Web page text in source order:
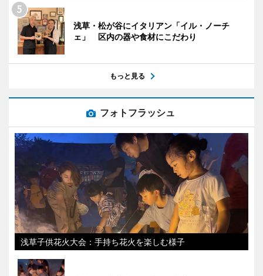
浅草・松が谷にイタリアン「イル・ノーチ
ェ」 区内の器や食材にこだわり
もっと見る
フォトフラッシュ
浅草子供花火大会：手持ち花火を楽しむ様子